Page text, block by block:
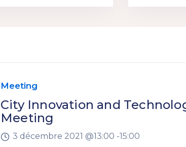
Meeting
City Innovation and
Meeting
3 décembre 2021 @13:00 -15:00